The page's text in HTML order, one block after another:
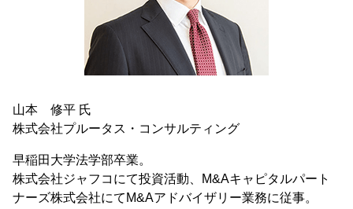
山本 修平 氏
株式会社プルータス・コンサルティング
早稲田大学法学部卒業。
株式会社ジャフコにて投資活動、M&Aキャピタルパート
ナーズ株式会社にてM&Aアドバイザリー業務に従事。